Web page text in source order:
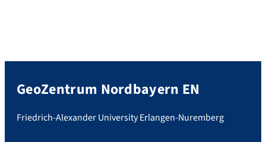
GeoZentrum Nordbayern EN
Friedrich-Alexander University Erlangen-Nuremberg